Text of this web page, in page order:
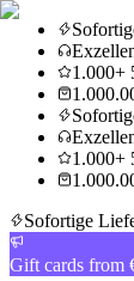
1.000+
1.000+
Sofortige
Gift cards from